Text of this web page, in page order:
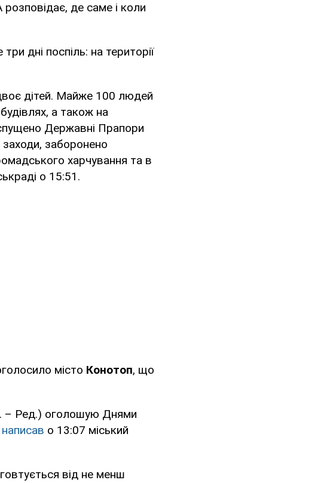
розповідає, де саме і коли
дні поспіль: на території
дітей. Майже 100 людей
а також на
Державні Прапори
заходи, заборонено
харчування та в
о 15:51.
місто Конотоп, що
. – Ред.) оголошую Днями
написав о 13:07 міський
від не менш